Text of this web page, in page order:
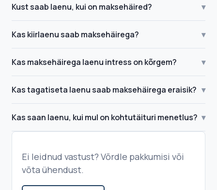
Kust saab laenu, kui on maksehäired? ▾
Kas kiirlaenu saab maksehäirega? ▾
Kas maksehäirega laenu intress on kõrgem? ▾
Kas tagatiseta laenu saab maksehäirega eraisik? ▾
Kas saan laenu, kui mul on kohtutäituri menetlus? ▾
Ei leidnud vastust? Võrdle pakkumisi või
võta ühendust.